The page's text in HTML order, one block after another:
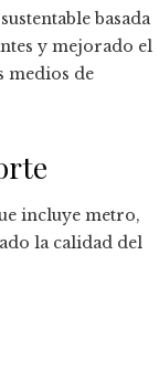
basada
y mejorado el
medios de
incluye metro,
la calidad del